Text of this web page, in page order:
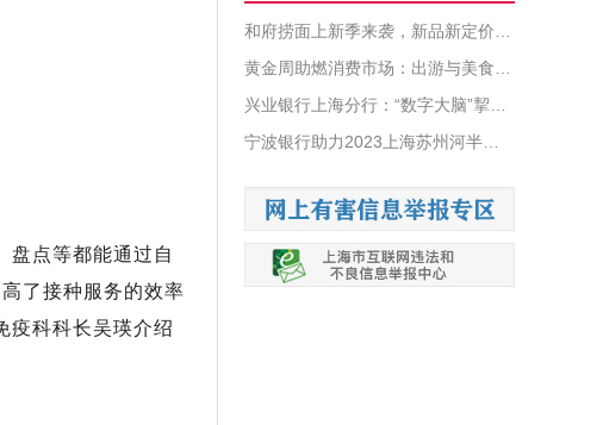
点等都能通过自
了接种服务的效率
疫科科长吴瑛介绍
宁波银行助力2023上海苏州河半程马拉松赛热力开跑